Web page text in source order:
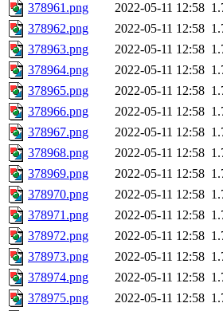
378961.png
2022-05-11 12:58
378962.png
2022-05-11 12:58
378963.png
2022-05-11 12:58
378964.png
2022-05-11 12:58
378965.png
2022-05-11 12:58
378966.png
2022-05-11 12:58
378967.png
2022-05-11 12:58
378968.png
2022-05-11 12:58
378969.png
2022-05-11 12:58
378970.png
2022-05-11 12:58
378971.png
2022-05-11 12:58
378972.png
2022-05-11 12:58
378973.png
2022-05-11 12:58
378974.png
2022-05-11 12:58
378975.png
2022-05-11 12:58